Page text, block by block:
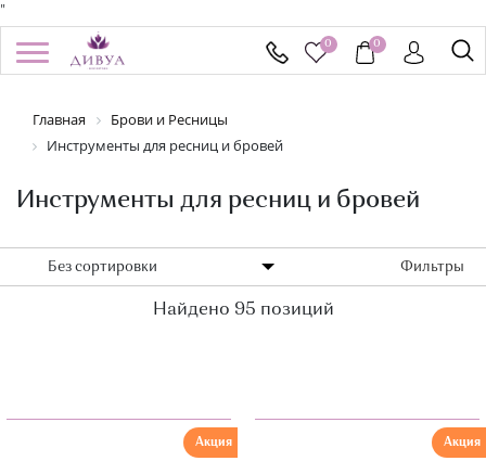
"
0 0
УСПЕЙ КУПИТЬ
ПОДАРОЧНЫЕ СЕРТИФИКАТЫ
Здравствуйте! Что вы ищете?
Главная
Брови и Ресницы
Инструменты для ресниц и бровей
Инструменты для ресниц и бровей
Фильтры
Без сортировки
Найдено 95 позиций
Акция Акция